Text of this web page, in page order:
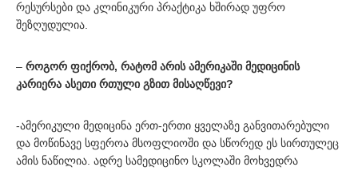
რესურსები და კლინიკური პრაქტიკა ხშირად უფრო
შეზღუდულია.
– როგორ ფიქრობ, რატომ არის ამერიკაში მედიცინის
კარიერა ასეთი რთული გზით მისაღწევი?
-ამერიკული მედიცინა ერთ-ერთი ყველაზე განვითარებული
და მოწინავე სფეროა მსოფლიოში და სწორედ ეს სირთულეც
ამის ნაწილია. ადრე სამედიცინო სკოლაში მოხვედრა